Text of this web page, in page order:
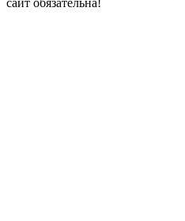
сайт обязательна!